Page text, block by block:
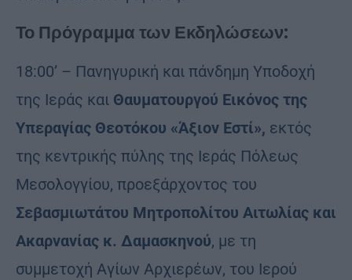
Το Πρόγραμμα των Εκδηλώσεων:
18:00’ – Πανηγυρική και πάνδημη Υποδοχή
της Ιεράς και Θαυματουργού Εικόνος της
Υπεραγίας Θεοτόκου «Άξιον Εστί», εκτός
της κεντρικής πύλης της Ιεράς Πόλεως
Μεσολογγίου, προεξάρχοντος του
Σεβασμιωτάτου Μητροπολίτου Αιτωλίας και
Ακαρνανίας κ. Δαμασκηνού, με τη
συμμετοχή Αγίων Αρχιερέων, του Ιερού